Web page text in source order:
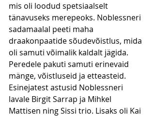
mis oli loodud spetsiaalselt
tänavuseks merepeoks. Noblessneri
sadamaalal peeti maha
draakonpaatide sõudevõistlus, mida
oli samuti võimalik kaldalt jägida.
Peredele pakuti samuti erinevaid
mänge, võistluseid ja etteasteid.
Esinejatest astusid Noblessneri
lavale Birgit Sarrap ja Mihkel
Mattisen ning Sissi trio. Lisaks oli Kai